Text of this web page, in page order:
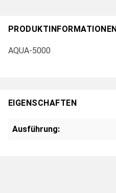
PRODUKTINFORMATIONEN
AQUA-5000
EIGENSCHAFTEN
Ausführung: